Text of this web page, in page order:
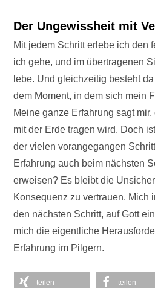
Der Ungewissheit mit
Mit jedem Schritt erlebe ich den
ich gehe, und im übertragenen
lebe. Und gleichzeitig besteht
dem Moment, in dem sich mein
Meine ganze Erfahrung sagt
mit der Erde tragen wird. Doch
der vielen vorangegangen
Erfahrung auch beim nächsten
erweisen? Es bleibt die
Konsequenz zu vertrauen. Mich
den nächsten Schritt, auf Gott
mich die eigentliche
Erfahrung im Pilgern.
teilen teilen